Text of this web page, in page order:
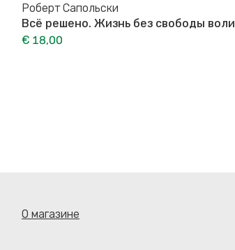
Роберт Сапольски
Всё решено. Жизнь без свободы воли
€ 18,00
О магазине